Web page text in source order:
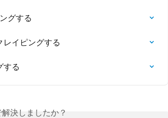
グする
イピングする
する
決しましたか？